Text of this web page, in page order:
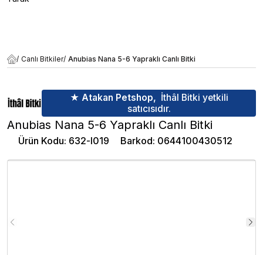
/ Canlı Bitkiler/ Anubias Nana 5-6 Yapraklı Canlı Bitki
★ Atakan Petshop, İthâl Bitki yetkili
satıcısıdır.
Anubias Nana 5-6 Yapraklı Canlı Bitki
Ürün Kodu: 632-l019 Barkod: 0644100430512